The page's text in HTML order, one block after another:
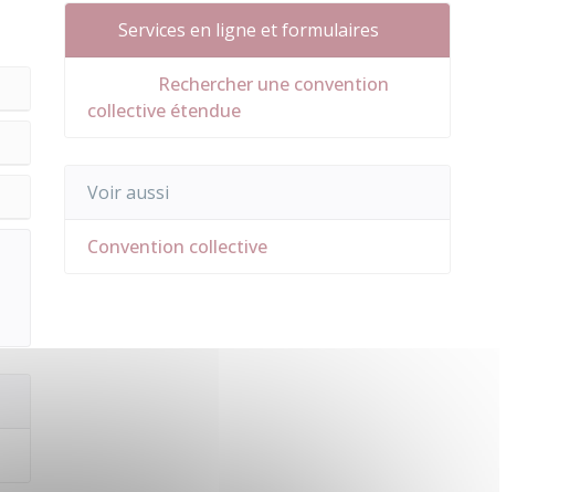
Services en ligne et formulaires
Rechercher une convention
collective étendue
Voir aussi
Convention collective